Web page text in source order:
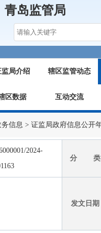
青岛监管局
监局介绍 辖区监管动态
区数据 互动交流
务信息 > 证监局政府信息公开
2024-
分 类
发文日期